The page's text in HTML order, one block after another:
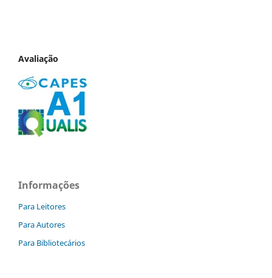
Avaliação
Informações
Para Leitores
Para Autores
Para Bibliotecários